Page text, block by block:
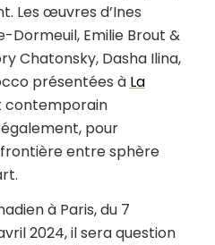
Les œuvres d’Ines
Dormeuil, Emilie Brout &
Chatonsky, Dasha Ilina,
présentées à La
contemporain
pour
entre sphère
à Paris, du 7
2024, il sera question